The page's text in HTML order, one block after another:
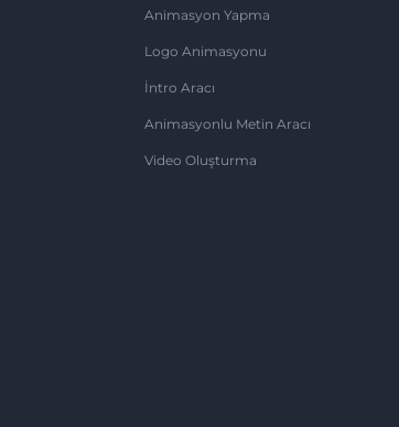
Animasyon Yapma
Logo Animasyonu
İntro Aracı
Animasyonlu Metin Aracı
Video Oluşturma